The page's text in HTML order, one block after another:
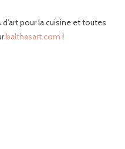
pour la cuisine et toutes
balthasart.com !